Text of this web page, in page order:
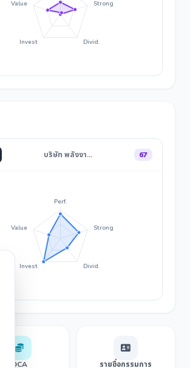
Strong
Divid.
Invest
Value
บริษัท พลังงา… 67
Perf.
Strong
Divid.
Invest
Value
DCA รายชื่อกรรมการ